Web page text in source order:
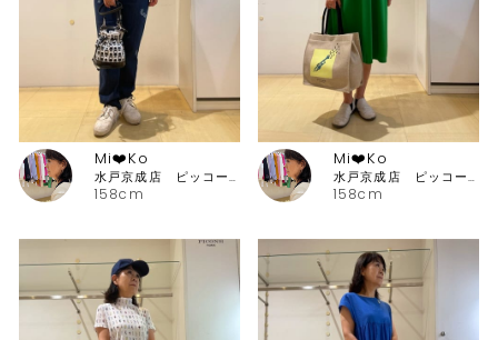
158cm
Mi❤️Ko
水戸京成店 ピッコーネ・ピッコーネクラブ
158cm
Mi❤️Ko
水戸京成店 ピッコーネ・ピッコーネクラブ